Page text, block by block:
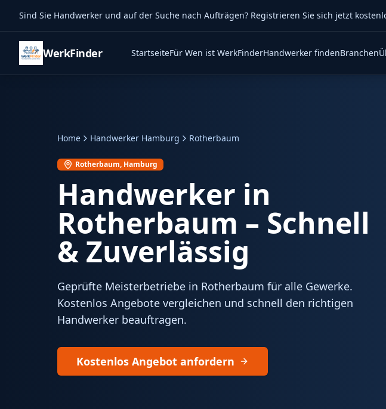
Sind Sie Handwerker und auf der Suche nach Aufträgen? Registrieren Sie sich jetzt
WerkFinder StartseiteFür Wen ist WerkFinderHandwerker findenBranchen
Home Handwerker Hamburg Rotherbaum
Rotherbaum, Hamburg
Handwerker in
Rotherbaum – Schnell
& Zuverlässig
Geprüfte Meisterbetriebe in Rotherbaum für alle Gewerke.
Kostenlos Angebote vergleichen und schnell den richtigen
Handwerker beauftragen.
Kostenlos Angebot anfordern